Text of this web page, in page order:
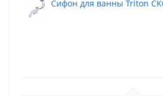
Сифон для ванны Triton